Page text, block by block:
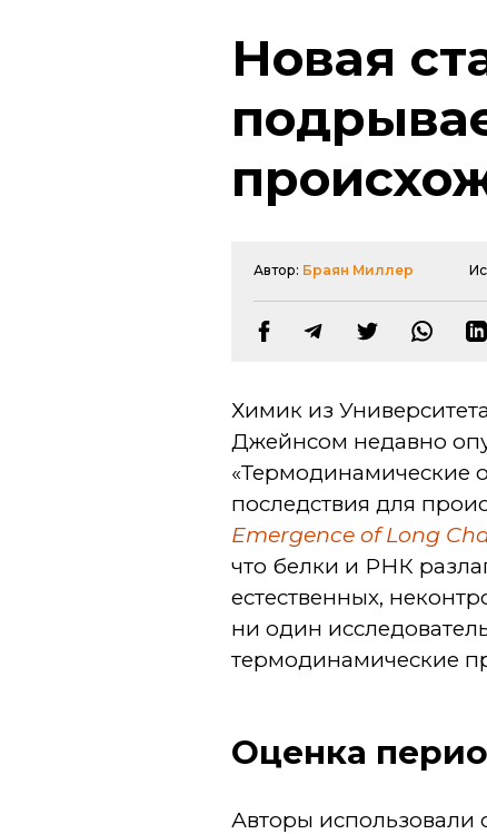
Новая
Автор: Браян Миллер
Химик из
Джейнсом недавно
«Термодинамические
последствия для
Emergence of Long
что белки и РНК
естественных,
ни один
термодинамические
Оценка
Авторы использовали